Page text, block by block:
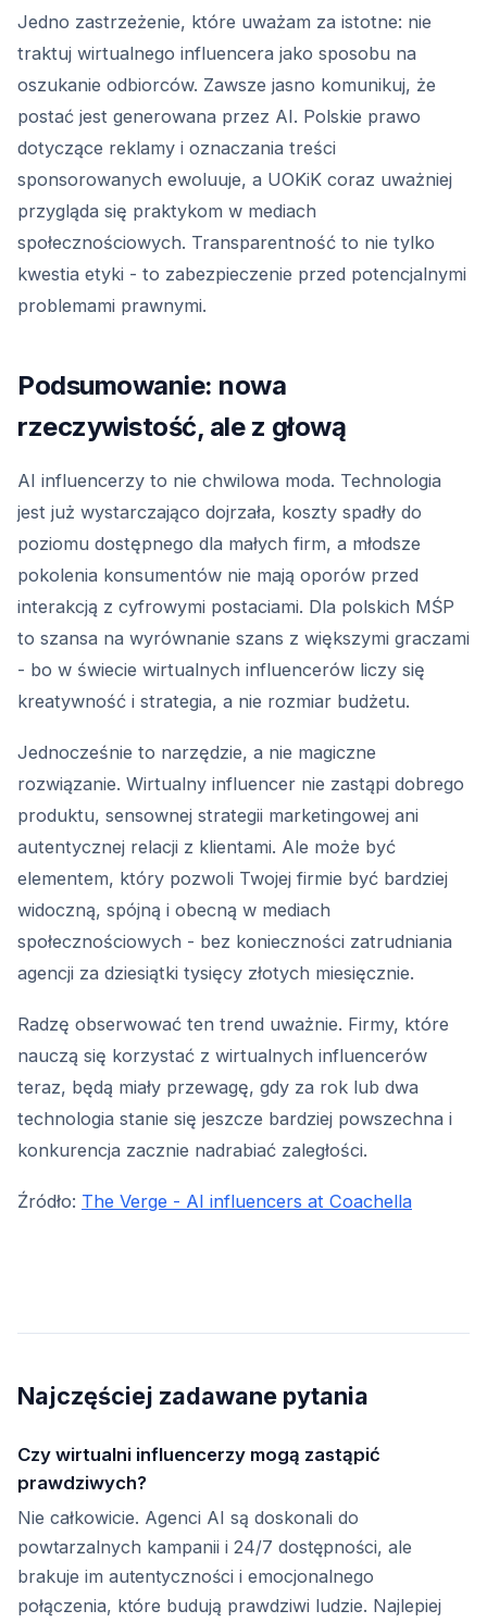
Jedno zastrzeżenie, które uważam za istotne: nie
traktuj wirtualnego influencera jako sposobu na
oszukanie odbiorców. Zawsze jasno komunikuj, że
postać jest generowana przez AI. Polskie prawo
dotyczące reklamy i oznaczania treści
sponsorowanych ewoluuje, a UOKiK coraz uważniej
przygląda się praktykom w mediach
społecznościowych. Transparentność to nie tylko
kwestia etyki - to zabezpieczenie przed potencjalnymi
problemami prawnymi.
Podsumowanie: nowa
rzeczywistość, ale z głową
AI influencerzy to nie chwilowa moda. Technologia
jest już wystarczająco dojrzała, koszty spadły do
poziomu dostępnego dla małych firm, a młodsze
pokolenia konsumentów nie mają oporów przed
interakcją z cyfrowymi postaciami. Dla polskich MŚP
to szansa na wyrównanie szans z większymi graczami
- bo w świecie wirtualnych influencerów liczy się
kreatywność i strategia, a nie rozmiar budżetu.
Jednocześnie to narzędzie, a nie magiczne
rozwiązanie. Wirtualny influencer nie zastąpi dobrego
produktu, sensownej strategii marketingowej ani
autentycznej relacji z klientami. Ale może być
elementem, który pozwoli Twojej firmie być bardziej
widoczną, spójną i obecną w mediach
społecznościowych - bez konieczności zatrudniania
agencji za dziesiątki tysięcy złotych miesięcznie.
Radzę obserwować ten trend uważnie. Firmy, które
nauczą się korzystać z wirtualnych influencerów
teraz, będą miały przewagę, gdy za rok lub dwa
technologia stanie się jeszcze bardziej powszechna i
konkurencja zacznie nadrabiać zaległości.
Źródło: The Verge - AI influencers at Coachella
Najczęściej zadawane pytania
Czy wirtualni influencerzy mogą zastąpić
prawdziwych?
Nie całkowicie. Agenci AI są doskonali do
powtarzalnych kampanii i 24/7 dostępności, ale
brakuje im autentyczności i emocjonalnego
połączenia, które budują prawdziwi ludzie. Najlepiej